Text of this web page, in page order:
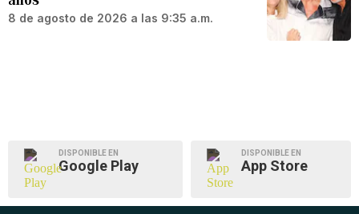
8 de agosto de 2026 a las 9:35 a.m.
DISPONIBLE EN
Google Play
DISPONIBLE EN
App Store